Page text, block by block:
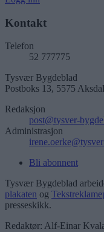
Kontakt
Telefon
52 777775
Tysvær Bygdeblad
Postboks 13, 5575 Aksdal
Redaksjon
post@tysver-
Administrasjon
Bli abonnent
Tysvær Bygdeblad
plakaten og
presseskikk.
Redaktør: Alf-Einar